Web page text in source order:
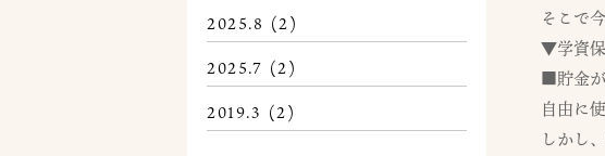
2025.8 (2)
2025.7 (2)
2019.3 (2)
そこで
▼学資
■貯金
自由に
しかし